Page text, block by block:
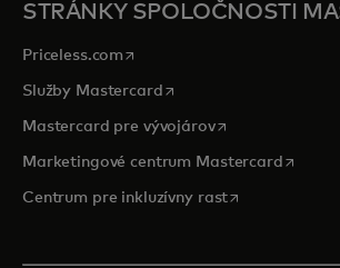
STRÁNKY SPOLOČNOSTI
Priceless.com opens in a new tab
Služby Mastercardopens in a new tab
Mastercard pre vývojárovopens in a new
Marketingové centrum Mastercardopens
Centrum pre inkluzívny rastopens in a new